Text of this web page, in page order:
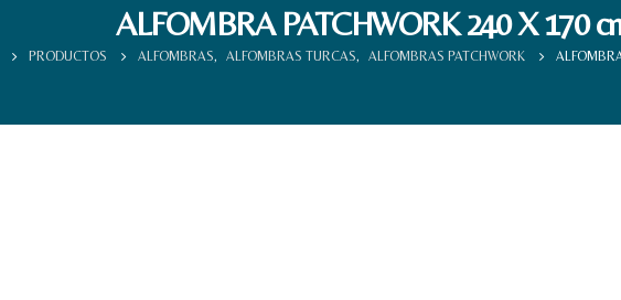
ALFOMBRA PATCHWORK 240 X 170
PRODUCTOS ALFOMBRAS, ALFOMBRAS TURCAS, ALFOMBRAS PATCHWORK